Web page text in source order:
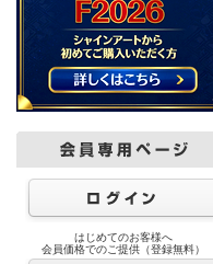
はじめてのお客様へ
会員価格でのご提供（登録無料）